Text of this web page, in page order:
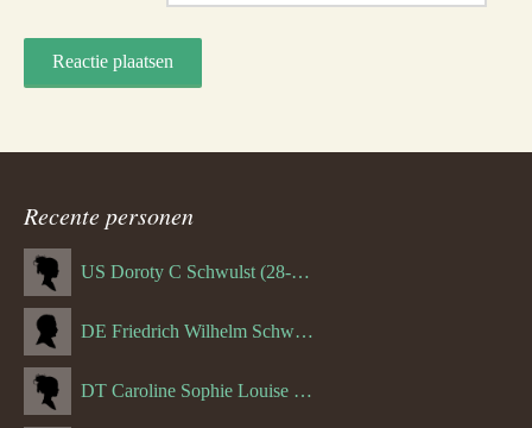
Recente personen
US Doroty C Schwulst (28-12-1919)
DE Friedrich Wilhelm Schwulst
DT Caroline Sophie Louise Schreuder born Schwulst (13-05-1866)